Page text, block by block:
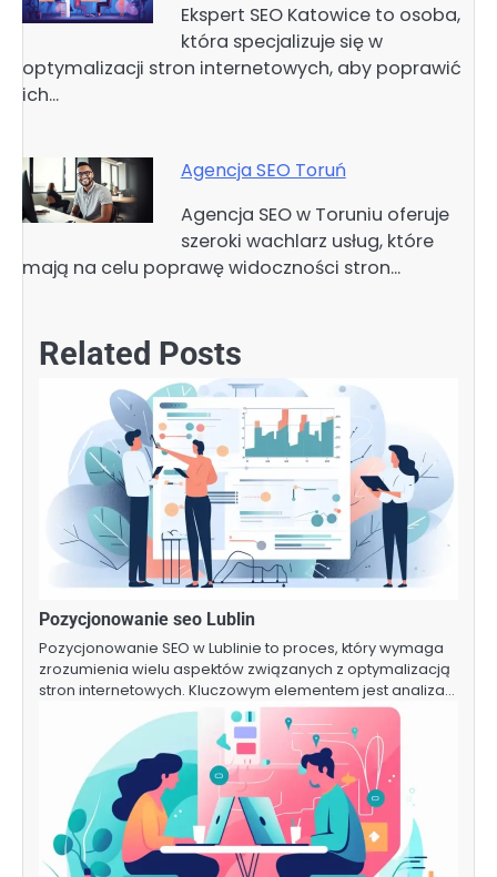
Ekspert SEO Katowice to osoba,
która specjalizuje się w
optymalizacji stron internetowych, aby poprawić
ich…
Agencja SEO Toruń
Agencja SEO w Toruniu oferuje
szeroki wachlarz usług, które
mają na celu poprawę widoczności stron…
Related Posts
Pozycjonowanie seo Lublin
Pozycjonowanie SEO w Lublinie to proces, który wymaga
zrozumienia wielu aspektów związanych z optymalizacją
stron internetowych. Kluczowym elementem jest analiza…